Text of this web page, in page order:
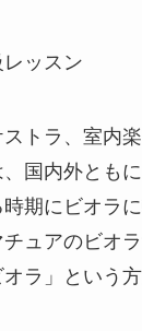
ッスン
トラ、室内
国内外とも
期にビオラ
ュアのビオ
ラ」という